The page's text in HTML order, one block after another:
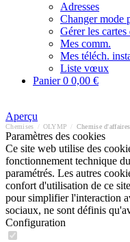
Adresses
Changer mode
Gérer les
Mes comm.
Mes téléch.
Liste vœux
Panier0 0,00 €
Aperçu
Chemises OLYMP Chemise
Paramètres des cookies
Ce site web utilise des
fonctionnement technique
paramétrés. Les autres
confort d'utilisation de ce
pour simplifier l'interaction
sociaux, ne sont définis
Configuration